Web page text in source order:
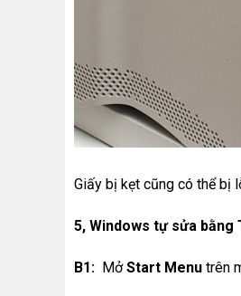
Giấy bị kẹt cũng có thể bị
5, Windows tự sửa
B1: MởStart Menu trên